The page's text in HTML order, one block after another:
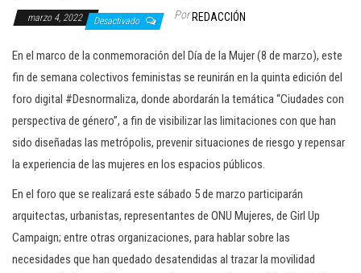
marzo 4, 2022 Desactivado Por REDACCIÓN
En el marco de la conmemoración del Día de la Mujer (8 de marzo), este
fin de semana colectivos feministas se reunirán en la quinta edición del
foro digital #Desnormaliza, donde abordarán la temática “Ciudades con
perspectiva de género”, a fin de visibilizar las limitaciones con que han
sido diseñadas las metrópolis, prevenir situaciones de riesgo y repensar
la experiencia de las mujeres en los espacios públicos.
En el foro que se realizará este sábado 5 de marzo participarán
arquitectas, urbanistas, representantes de ONU Mujeres, de Girl Up
Campaign; entre otras organizaciones, para hablar sobre las
necesidades que han quedado desatendidas al trazar la movilidad